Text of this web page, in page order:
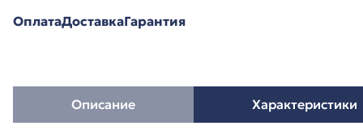
ОплатаДоставкаГарантия
Описание Характеристики